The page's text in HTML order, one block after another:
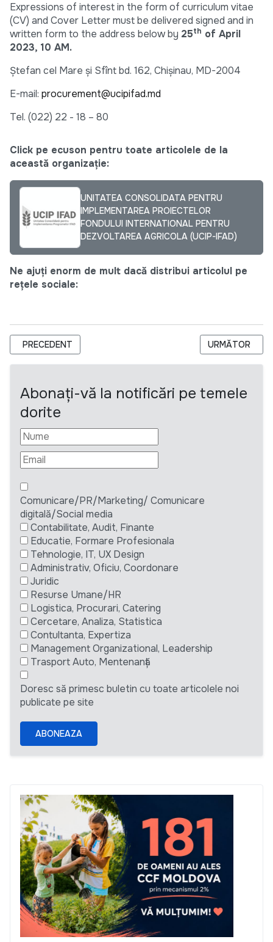
Expressions of interest in the form of curriculum vitae
(CV) and Cover Letter must be delivered signed and in
written form to the address below by 25th of April
2023, 10 AM.
Ștefan cel Mare și Sfînt bd. 162, Chișinau, MD-2004
E-mail: procurement@ucipifad.md
Tel. (022) 22 - 18 – 80
Click pe ecuson pentru toate articolele de la
această organizație:
UNITATEA CONSOLIDATA PENTRU
IMPLEMENTAREA PROIECTELOR
FONDULUI INTERNATIONAL PENTRU
DEZVOLTAREA AGRICOLA (UCIP-IFAD)
Ne ajuți enorm de mult dacă distribui articolul pe
rețele sociale:
ARTICOL PRECEDENT: REQUEST FOR QUOTATION IT
PRECEDENT ARTICOLUL
URMĂTOR
Abonați-vă la notificări pe temele
dorite
Comunicare/PR/Marketing/ Comunicare
digitală/Social media
Contabilitate, Audit, Finante
Educatie, Formare Profesionala
Tehnologie, IT, UX Design
Administrativ, Oficiu, Coordonare
Juridic
Resurse Umane/HR
Logistica, Procurari, Catering
Cercetare, Analiza, Statistica
Contultanta, Expertiza
Management Organizational, Leadership
Trasport Auto, Mentenanță
Doresc să primesc buletin cu toate articolele noi
publicate pe site
ABONEAZA